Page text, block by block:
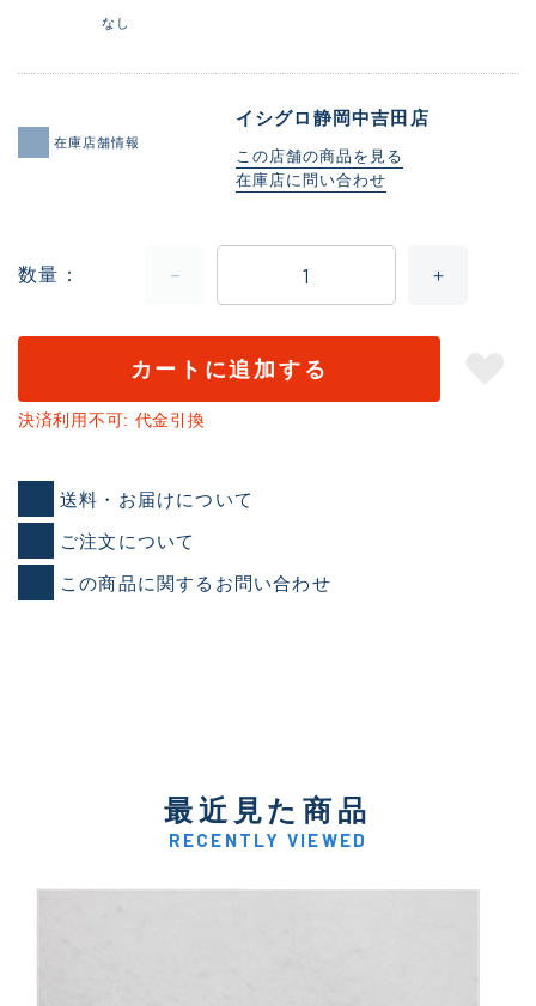
なし
在庫店舗情報
イシグロ静岡中吉田店
この店舗の商品を見る
在庫店に問い合わせ
数量
カートに追加する
決済利用不可: 代金引換
送料・お届けについて
ご注文について
この商品に関するお問い合わせ
最近見た商品
RECENTLY VIEWED